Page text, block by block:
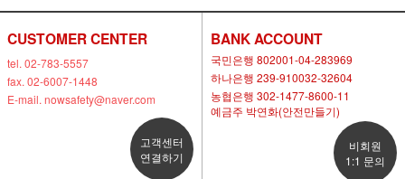
CUSTOMER CENTER
tel. 02-783-5557
fax. 02-6007-1448
E-mail. nowsafety@naver.com
고객센터
연결하기
BANK ACCOUNT
국민은행 802001-04-283969
하나은행 239-910032-32604
농협은행 302-1477-8600-11
예금주 박연화(안전만들기)
비회원
1:1 문의